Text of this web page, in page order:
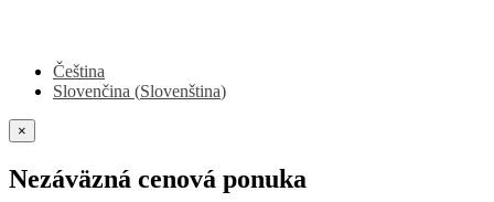
Čeština
Slovenčina (Slovenština)
×
Nezáväzná cenová ponuka